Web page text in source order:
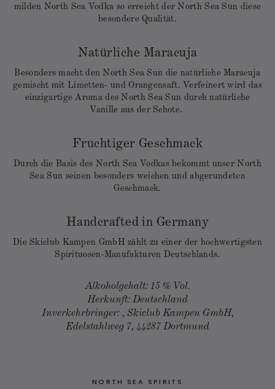
milden North Sea Vodka so erreicht der North Sea Sun diese
besondere Qualität.
Natürliche Maracuja
Besonders macht den North Sea Sun die natürliche Maracuja
gemischt mit Limetten- und Orangensaft. Verfeinert wird das
einzigartige Aroma des North Sea Sun durch natürliche
Vanille aus der Schote.
Fruchtiger Geschmack
Durch die Basis des North Sea Vodkas bekommt unser North
Sea Sun seinen besonders weichen und abgerundeten
Geschmack.
Handcrafted in Germany
Die Skiclub Kampen GmbH zählt zu einer der hochwertigsten
Spirituosen-Manufakturen Deutschlands.
Alkoholgehalt: 15 % Vol.
Herkunft: Deutschland
Inverkehrbringer: , Skiclub Kampen GmbH,
Edelstahlweg 7, 44287 Dortmund
NORTH SEA SPIRITS